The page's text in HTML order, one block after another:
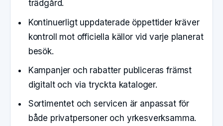
trädgård.
Kontinuerligt uppdaterade öppettider kräver
kontroll mot officiella källor vid varje planerat
besök.
Kampanjer och rabatter publiceras främst
digitalt och via tryckta kataloger.
Sortimentet och servicen är anpassat för
både privatpersoner och yrkesverksamma.